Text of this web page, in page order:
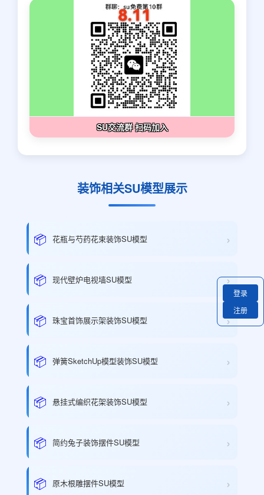
SU交流群 扫码加入
装饰相关SU模型展示
📦 花瓶与芍药花束装饰SU模型 ›
📦 现代壁炉电视墙SU模型 ›
📦 珠宝首饰展示架装饰SU模型 ›
📦 弹簧SketchUp模型装饰SU模型 ›
📦 悬挂式编织花架装饰SU模型 ›
📦 简约兔子装饰摆件SU模型 ›
📦 原木根雕摆件SU模型 ›
登录
注册